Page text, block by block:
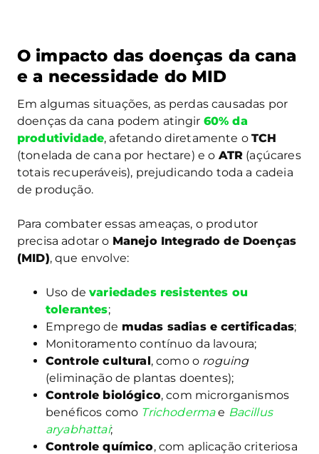
O impacto das doenças da cana
e a necessidade do MID
Em algumas situações, as perdas causadas por
doenças da cana podem atingir 60% da
produtividade, afetando diretamente oTCH
(tonelada de cana por hectare) e o ATR (açúcares
totais recuperáveis), prejudicando toda a cadeia
de produção.
Para combater essas ameaças, o produtor
precisa adotar o Manejo Integrado de Doenças
(MID), que envolve:
Uso devariedades resistentes ou
tolerantes;
Emprego de mudas sadias e certificadas;
Monitoramento contínuo da lavoura;
Controle cultural, como o roguing
(eliminação de plantas doentes);
Controle biológico, com microrganismos
benéficos como Trichodermae Bacillus
aryabhattai;
Controle químico, com aplicação criteriosa